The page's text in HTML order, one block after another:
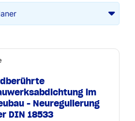
im
- Neuregulierung
DIN 18533